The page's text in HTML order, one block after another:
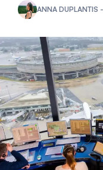
ANNA DUPLANTIS